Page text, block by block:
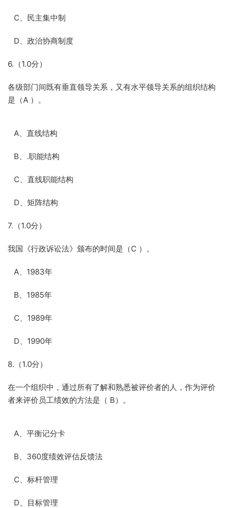
C、民主集中制
D、政治协商制度
6.（1.0分）
各级部门间既有垂直领导关系，又有水平领导关系的组织结构
是（A ）。
A、直线结构
B、.职能结构
C、直线职能结构
D、矩阵结构
7.（1.0分）
我国《行政诉讼法》颁布的时间是（C ）。
A、1983年
B、1985年
C、1989年
D、1990年
8.（1.0分）
在一个组织中，通过所有了解和熟悉被评价者的人，作为评价
者来评价员工绩效的方法是（ B）。
A、平衡记分卡
B、360度绩效评估反馈法
C、标杆管理
D、目标管理